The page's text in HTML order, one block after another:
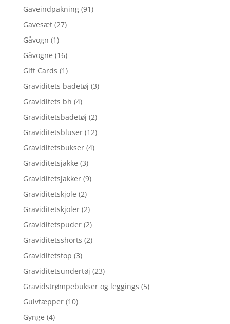
Gaveindpakning (91)
Gavesæt (27)
Gåvogn (1)
Gåvogne (16)
Gift Cards (1)
Graviditets badetøj (3)
Graviditets bh (4)
Graviditetsbadetøj (2)
Graviditetsbluser (12)
Graviditetsbukser (4)
Graviditetsjakke (3)
Graviditetsjakker (9)
Graviditetskjole (2)
Graviditetskjoler (2)
Graviditetspuder (2)
Graviditetsshorts (2)
Graviditetstop (3)
Graviditetsundertøj (23)
Gravidstrømpebukser og leggings (5)
Gulvtæpper (10)
Gynge (4)